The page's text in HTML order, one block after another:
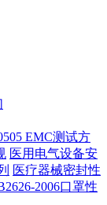
EMC测试方
医用电气设备安
医疗器械密封性
2006口罩性